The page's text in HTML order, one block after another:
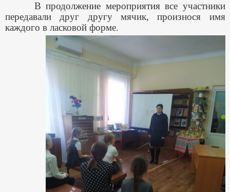
В продолжение мероприятия все участники
передавали друг другу мячик, произнося имя
каждого в ласковой форме.